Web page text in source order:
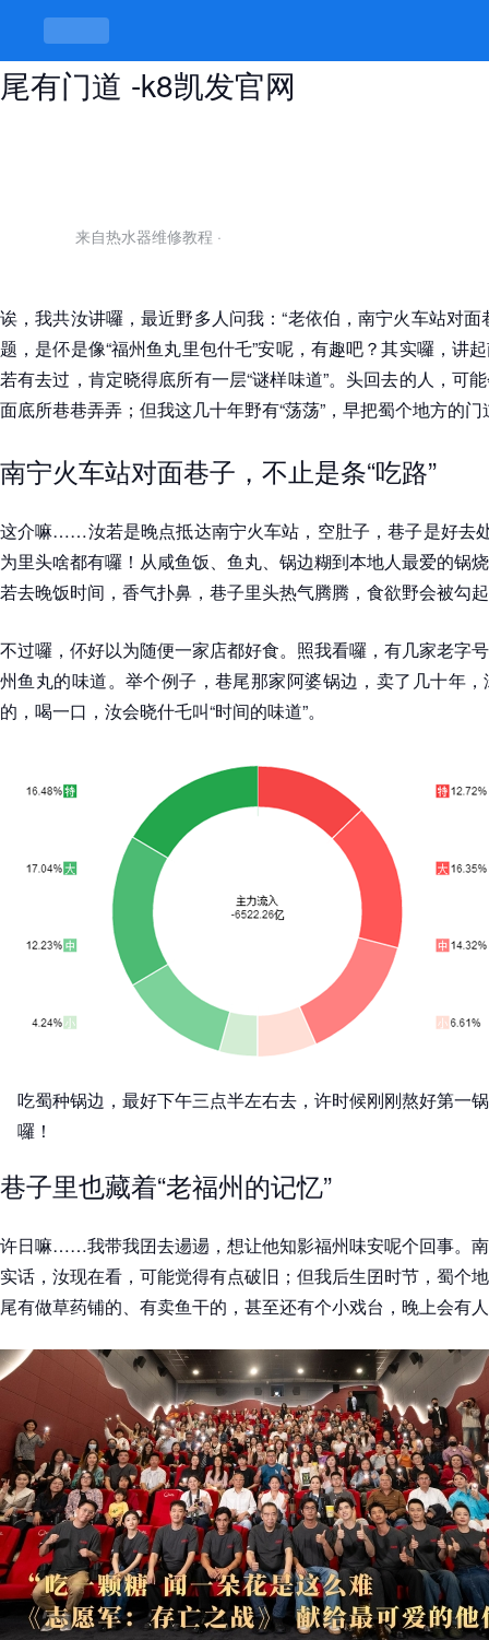
南宁火车站对面巷子是什么，巷头巷
尾有门道 -k8凯发官网
来自热水器维修教程 ·
诶，我共汝讲囉，最近野多人问我：“老依伯，南宁火车站对
题，是伓是像“福州鱼丸里包什乇”安呢，有趣吧？其实囉，讲
若有去过，肯定晓得底所有一层“谜样味道”。头回去的人，可
面底所巷巷弄弄；但我这几十年野有“荡荡”，早把蜀个地方的
南宁火车站对面巷子，不止是条“吃路”
这介嘛……汝若是晚点抵达南宁火车站，空肚子，巷子是好去
为里头啥都有囉！从咸鱼饭、鱼丸、锅边糊到本地人最爱的锅
若去晚饭时间，香气扑鼻，巷子里头热气腾腾，食欲野会被勾
不过囉，伓好以为随便一家店都好食。照我看囉，有几家老字
州鱼丸的味道。举个例子，巷尾那家阿婆锅边，卖了几十年
的，喝一口，汝会晓什乇叫“时间的味道”。
吃蜀种锅边，最好下午三点半左右去，许时候刚刚熬好第一
囉！
巷子里也藏着“老福州的记忆”
许日嘛……我带我囝去逿逿，想让他知影福州味安呢个回事。
实话，汝现在看，可能觉得有点破旧；但我后生囝时节，蜀个
尾有做草药铺的、有卖鱼干的，甚至还有个小戏台，晚上会有